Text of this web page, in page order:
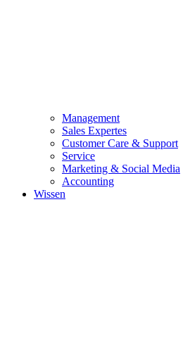
Management
Sales Expertes
Customer Care & Support
Service
Marketing & Social Media
Accounting
Wissen